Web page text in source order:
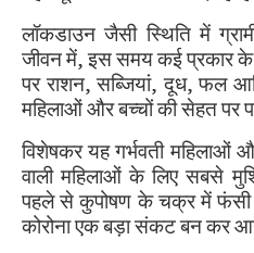
लॉकडाउन जैसी स्थिति में
जीवन में,इस समय कई प्रकार
पर राशन,सब्जियां,दूध,फल
महिलाओं और बच्चों की सेहत पर
विशेषकर यह गर्भवती महिलाओं
वाली महिलाओं के लिए सबसे
पहले से कुपोषण के चक्र में फंसी
कोरोना एक बड़ा संकट बन कर